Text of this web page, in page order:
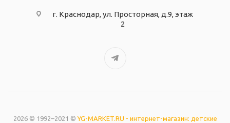
г. Краснодар, ул. Просторная, д.9, этаж
2
2026 © 1992–2021 ©YG-MARKET.RU - интернет-магазин: детские